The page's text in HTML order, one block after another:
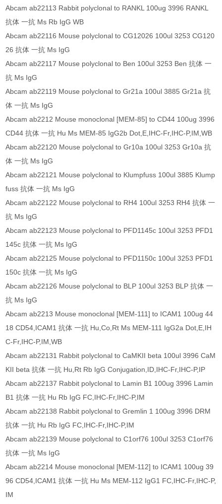
Abcam ab22113 Rabbit polyclonal to RANKL 100ug 3996 RANKL
抗体 一抗 Ms Rb IgG WB
Abcam ab22116 Mouse polyclonal to CG12026 100ul 3253 CG120
26 抗体 一抗 Ms IgG
Abcam ab22117 Mouse polyclonal to Ben 100ul 3253 Ben 抗体 一
抗 Ms IgG
Abcam ab22119 Mouse polyclonal to Gr21a 100ul 3885 Gr21a 抗
体 一抗 Ms IgG
Abcam ab2212 Mouse monoclonal [MEM-85] to CD44 100ug 3996
CD44 抗体 一抗 Hu Ms MEM-85 IgG2b Dot,E,IHC-Fr,IHC-P,IM,WB
Abcam ab22120 Mouse polyclonal to Gr10a 100ul 3253 Gr10a 抗
体 一抗 Ms IgG
Abcam ab22121 Mouse polyclonal to Klumpfuss 100ul 3885 Klump
fuss 抗体 一抗 Ms IgG
Abcam ab22122 Mouse polyclonal to RH4 100ul 3253 RH4 抗体 一
抗 Ms IgG
Abcam ab22123 Mouse polyclonal to PFD1145c 100ul 3253 PFD1
145c 抗体 一抗 Ms IgG
Abcam ab22125 Mouse polyclonal to PFD1150c 100ul 3253 PFD1
150c 抗体 一抗 Ms IgG
Abcam ab22126 Mouse polyclonal to BLP 100ul 3253 BLP 抗体 一
抗 Ms IgG
Abcam ab2213 Mouse monoclonal [MEM-111] to ICAM1 100ug 44
18 CD54,ICAM1 抗体 一抗 Hu,Co,Rt Ms MEM-111 IgG2a Dot,E,IH
C-Fr,IHC-P,IM,WB
Abcam ab22131 Rabbit polyclonal to CaMKII beta 100ul 3996 CaM
KII beta 抗体 一抗 Hu,Rt Rb IgG Conjugation,ID,IHC-Fr,IHC-P,IP
Abcam ab22137 Rabbit polyclonal to Lamin B1 100ug 3996 Lamin
B1 抗体 一抗 Hu Rb IgG FC,IHC-Fr,IHC-P,IM
Abcam ab22138 Rabbit polyclonal to Gremlin 1 100ug 3996 DRM
抗体 一抗 Hu Rb IgG FC,IHC-Fr,IHC-P,IM
Abcam ab22139 Mouse polyclonal to C1orf76 100ul 3253 C1orf76
抗体 一抗 Ms IgG
Abcam ab2214 Mouse monoclonal [MEM-112] to ICAM1 100ug 39
96 CD54,ICAM1 抗体 一抗 Hu Ms MEM-112 IgG1 FC,IHC-Fr,IHC-P,
IM